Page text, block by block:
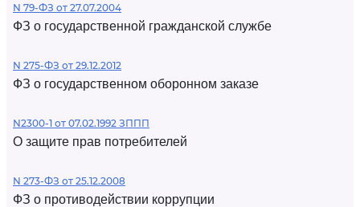
N 79-ФЗ от 27.07.2004
ФЗ о государственной гражданской службе
N 275-ФЗ от 29.12.2012
ФЗ о государственном оборонном заказе
N2300-1 от 07.02.1992 ЗППП
О защите прав потребителей
N 273-ФЗ от 25.12.2008
ФЗ о противодействии коррупции